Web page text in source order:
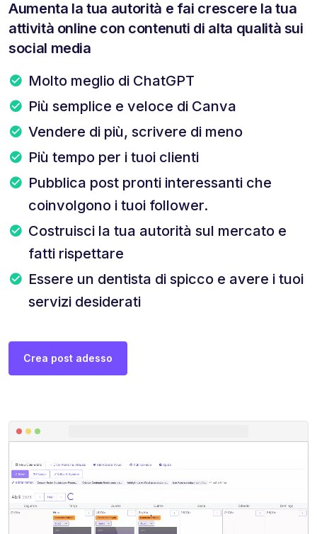
Aumenta la tua autorità e fai crescere la tua
attività online con contenuti di alta qualità sui
social media
Molto meglio di ChatGPT
Più semplice e veloce di Canva
Vendere di più, scrivere di meno
Più tempo per i tuoi clienti
Pubblica post pronti interessanti che
coinvolgono i tuoi follower.
Costruisci la tua autorità sul mercato e
fatti rispettare
Essere un dentista di spicco e avere i tuoi
servizi desiderati
Crea post adesso